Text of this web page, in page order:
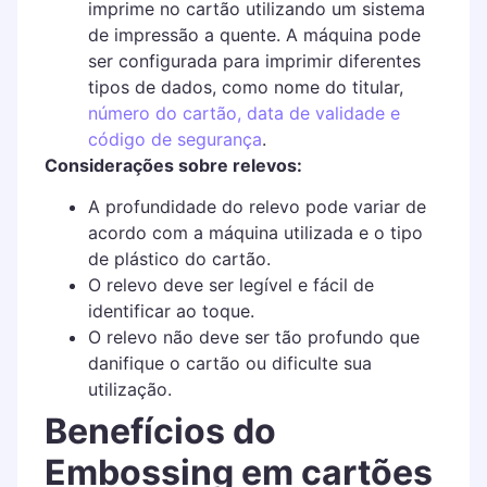
imprime no cartão utilizando um sistema
de impressão a quente. A máquina pode
ser configurada para imprimir diferentes
tipos de dados, como nome do titular,
número do cartão, data de validade e
código de segurança.
Considerações sobre relevos:
A profundidade do relevo pode variar de
acordo com a máquina utilizada e o tipo
de plástico do cartão.
O relevo deve ser legível e fácil de
identificar ao toque.
O relevo não deve ser tão profundo que
danifique o cartão ou dificulte sua
utilização.
Benefícios do
Embossing em cartões